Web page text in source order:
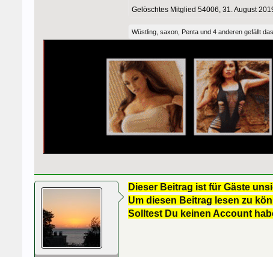
Gelöschtes Mitglied 54006 31. August
Wüstling saxon Penta und 4 anderen gefällt das.
Dieser Beitrag ist für Gäste
Um diesen Beitrag lesen zu
Solltest Du keinen Account